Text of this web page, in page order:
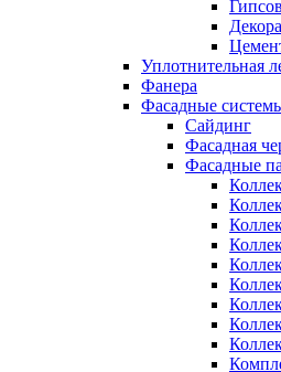
Уплотнительная
Фанера
Фасадные
Сайдинг
Фасадная
Фасадные